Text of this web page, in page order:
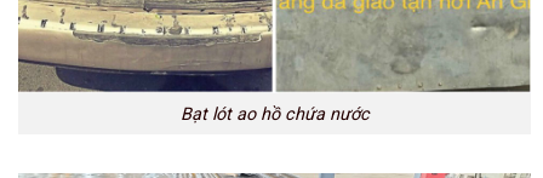
Bạt lót ao hồ chứa nước